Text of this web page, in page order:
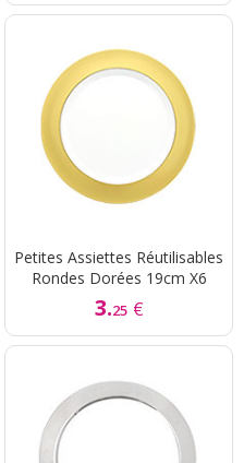
Petites Assiettes Réutilisables
Rondes Dorées 19cm X6
3.25 €